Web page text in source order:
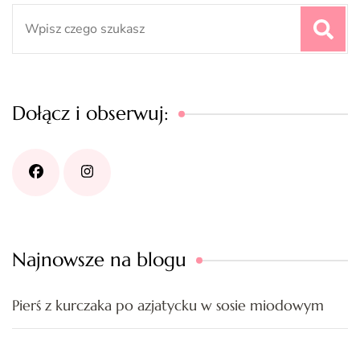
Dołącz i obserwuj:
Najnowsze na blogu
Pierś z kurczaka po azjatycku w sosie miodowym